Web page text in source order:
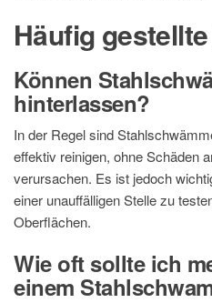
Häufig
Können
hinterlassen?
In der Regel sind
effektiv reinigen, ohne Schäden
verursachen. Es ist jedoch
einer unauffälligen Stelle zu
Oberflächen.
Wie oft sollte ich
einem